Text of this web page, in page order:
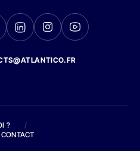
?
/
CONTACT